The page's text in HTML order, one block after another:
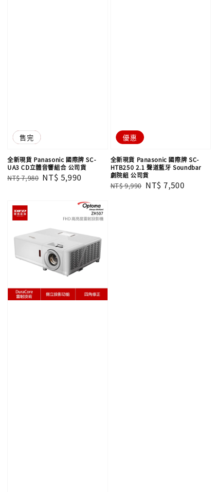
優惠
售完
全新現貨 Panasonic 國際牌 SC-
UA3 CD立體音響組合 公司貨
Regular
NT$ 7,980 Sale
NT$ 5,990
優惠
全新現貨 Panasonic 國際牌 SC-
HTB250 2.1 聲道藍牙 Soundbar
劇院組 公司貨
Regular
NT$ 9,990 Sale
NT$ 7,500